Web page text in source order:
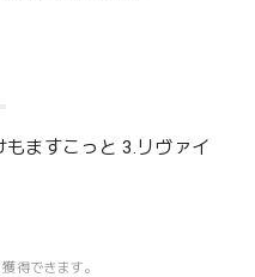
ますこっと 3.リヴァイ
得できます。